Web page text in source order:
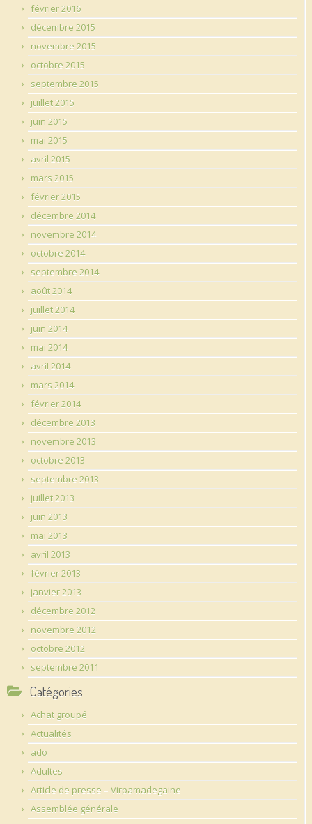
février 2016
décembre 2015
novembre 2015
octobre 2015
septembre 2015
juillet 2015
juin 2015
mai 2015
avril 2015
mars 2015
février 2015
décembre 2014
novembre 2014
octobre 2014
septembre 2014
août 2014
juillet 2014
juin 2014
mai 2014
avril 2014
mars 2014
février 2014
décembre 2013
novembre 2013
octobre 2013
septembre 2013
juillet 2013
juin 2013
mai 2013
avril 2013
février 2013
janvier 2013
décembre 2012
novembre 2012
octobre 2012
septembre 2011
Catégories
Achat groupé
Actualités
ado
Adultes
Article de presse – Virpamadegaine
Assemblée générale